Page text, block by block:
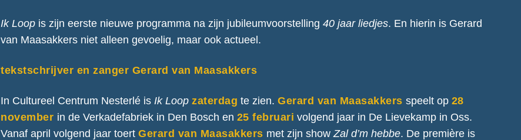
Ik Loop is zijn eerste nieuwe programma na zijn jubileumvoorstelling40 jaar liedjes. En hierin is Gerard
van Maasakkers niet alleen gevoelig, maar ook actueel.
tekstschrijver en zanger Gerard van Maasakkers
In Cultureel Centrum Nesterlé is Ik Loop zaterdag te zien.Gerard van Maasakkers speelt op 28
november in de Verkadefabriek in Den Bosch en 25 februari volgend jaar in De Lievekamp in Oss.
Vanaf april volgend jaar toertGerard van Maasakkers met zijn show Zal d’m hebbe. De première is